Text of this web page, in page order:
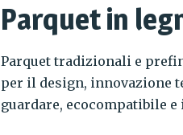
Parquet in
Parquet tradizionali e
per il design, innovazione
guardare, ecocompatibile